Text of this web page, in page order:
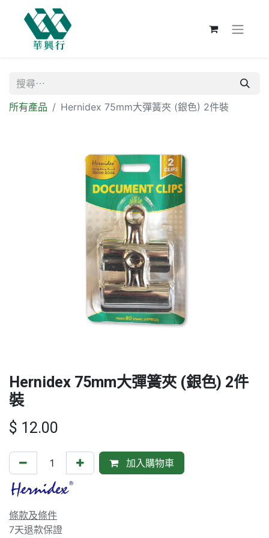
所有產品 Hernidex 75mm大彈簧夾 (銀色) 2件裝
Hernidex 75mm大彈簧夾 (銀色) 2件
裝
$ 12.00
加入購物車
條款及條件
7天退款保證